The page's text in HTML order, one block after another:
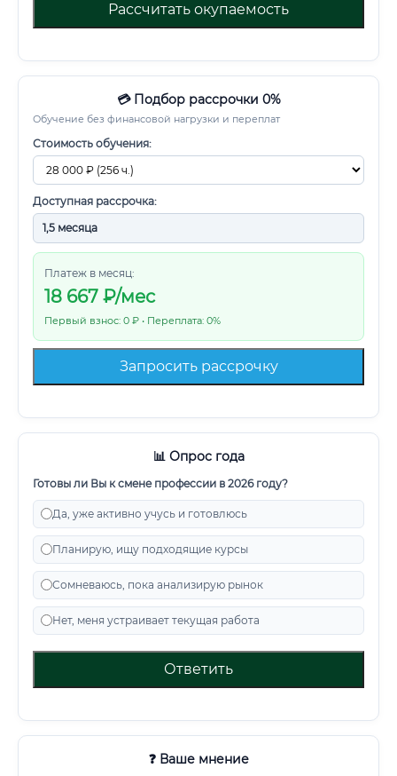
Рассчитать окупаемость
💳 Подбор рассрочки 0%
Обучение без финансовой нагрузки и переплат
Стоимость обучения:
Доступная рассрочка:
Платеж в месяц:
18 667 ₽/мес
Первый взнос: 0 ₽ • Переплата: 0%
Запросить рассрочку
📊 Опрос года
Готовы ли Вы к смене профессии в 2026 году?
Да, уже активно учусь и готовлюсь
Планирую, ищу подходящие курсы
Сомневаюсь, пока анализирую рынок
Нет, меня устраивает текущая работа
Ответить
❓ Ваше мнение